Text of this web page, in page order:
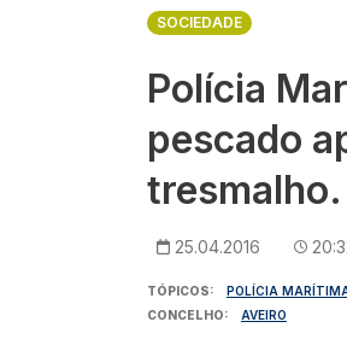
SOCIEDADE
Polícia
pescado
tresmalho.
25.04.2016
TÓPICOS POLÍCIA
CONCELHO
AVEIRO